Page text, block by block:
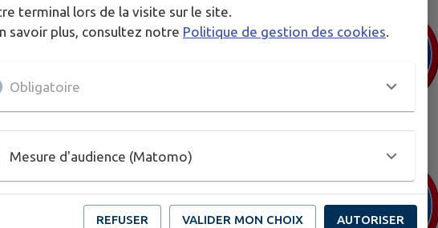
terminal lors de la visite sur le site.
savoir plus, consultez notre Politique de gestion des cookies.
Obligatoire
Mesure d'audience (Matomo)
REFUSER VALIDER MON CHOIX AUTORISER